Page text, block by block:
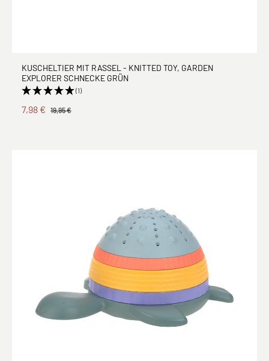
KUSCHELTIER MIT RASSEL - KNITTED TOY, GARDEN
EXPLORER SCHNECKE GRÜN
(1)
7,98 € 19,95 €